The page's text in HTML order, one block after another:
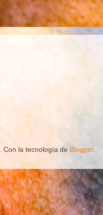
. Con la tecnología de Blogger.